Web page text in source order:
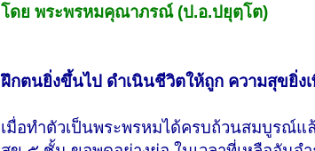
โดย พระพรหมคุณาภรณ์ (ป.อ.ปยุตฺโต)
ฝึกตนยิ่งขึ้นไป ดำเนินชีวิตให้ถูก ความสุขยิ่ง
เมื่อทำตัวเป็นพระพรหมได้ครบถ้วนสมบูรณ์แ